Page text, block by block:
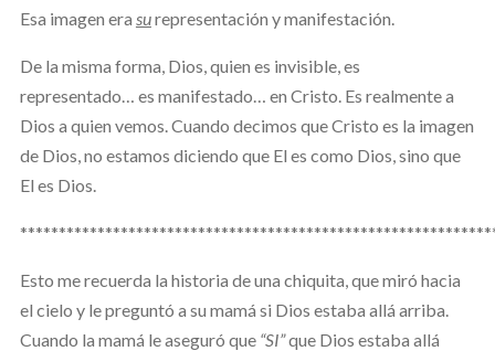
Esa imagen era surepresentación y manifestación.
De la misma forma, Dios, quien es invisible, es
representado… es manifestado… en Cristo. Es realmente a
Dios a quien vemos. Cuando decimos que Cristo es la imagen
de Dios, no estamos diciendo que El es como Dios, sino que
El es Dios.
Esto me recuerda la historia de una chiquita, que miró hacia
el cielo y le preguntó a su mamá si Dios estaba allá arriba.
Cuando la mamá le aseguró que “SI”que Dios estaba allá